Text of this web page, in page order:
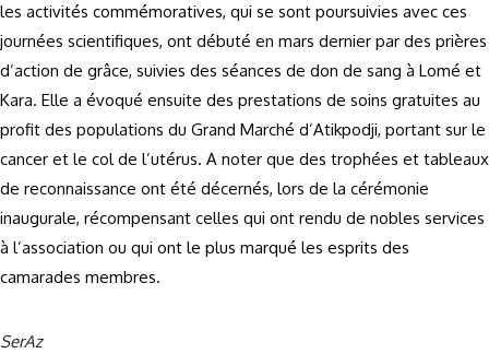
les activités commémoratives, qui se sont poursuivies avec ces
journées scientifiques, ont débuté en mars dernier par des prières
d’action de grâce, suivies des séances de don de sang à Lomé et
Kara. Elle a évoqué ensuite des prestations de soins gratuites au
profit des populations du Grand Marché d’Atikpodji, portant sur le
cancer et le col de l’utérus. A noter que des trophées et tableaux
de reconnaissance ont été décernés, lors de la cérémonie
inaugurale, récompensant celles qui ont rendu de nobles services
à l’association ou qui ont le plus marqué les esprits des
camarades membres.
SerAz